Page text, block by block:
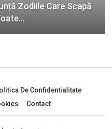
Zodiile Care Scapă
De Confidentialitate
Contact